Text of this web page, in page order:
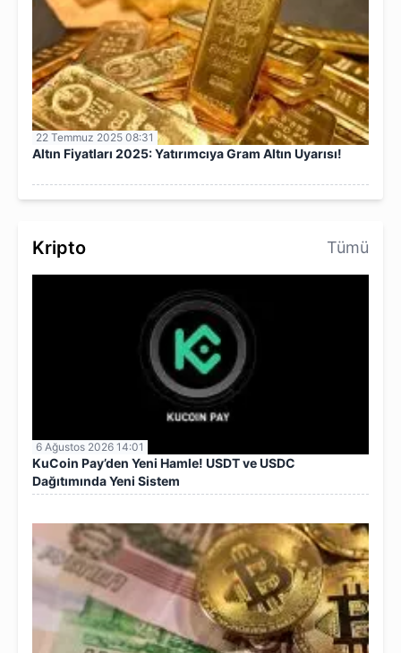
22 Temmuz 2025 08:31
Altın Fiyatları 2025: Yatırımcıya Gram Altın Uyarısı!
Kripto Tümü
6 Ağustos 2026 14:01
KuCoin Pay’den Yeni Hamle! USDT ve USDC
Dağıtımında Yeni Sistem